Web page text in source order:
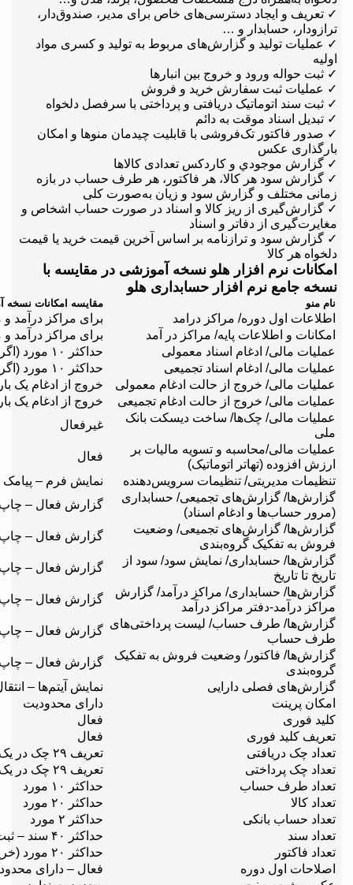
✓ تعریف و ایجاد دسترسی‌های خاص برای مدیر، صندوق‌دار،
ترازودار، حسابدار و …
✓ عملیات تولید و گزارش‌های مربوط به تولید و کسری مواد
اولیه
✓ ثبت حواله ورود و خروج بین انبارها
✓ عملیات ثبت سفارش خرید و فروش
✓ ثبت سند اتوماتیک دریافتی و پرداختی با سرفصل دلخواه
✓ تبدیل اسناد موقت به دائم
✓ صدور فاکتور تک‌فروشی با قابلیت چیدمان منوها و امکان
بارگذاری عکس
✓ گزارش موجودي و کاردکس تعدادی کالاها
✓ گزارش سود هر كالا، هر فاكتور، هر طرف حساب در بازه
زمانی مختلف و گزارش سود و زیان به‌صورت کلی
✓ گزارش‌گیری از ریز کالا و اسناد در صورت حساب اشخاص و
مغایرت‌گیری از دفاتر و اسناد
✓ گزارش سود و ترازنامه بر اساس آخرین قیمت خرید یا قیمت
دلخواه هر كالا
امکانات نرم افزار هلو نسخه آموزشی در مقایسه با
نسخه جامع نرم افزار حسابداری هلو
نام منو مقایسه امکانات نسخه
اطلاعات اول دوره/ مراكز درامد
برای مراکز درآمد و مراکز هزينه ۳ مورد و
امكانات و اطلاعات پايه/ مراكز در آمد
برای مراکز درآمد و مراکز هزينه ۳ مورد و
عمليات مالی/ ادغام اسناد معمولی
حداکثر ۱۰ مورد (اگر از حالت ادغام خارج کنیم مجدد نمی‌توان ادغام کرد)
عمليات مالی/ ادغام اسناد تجميعی
حداکثر ۱۰ مورد (اگر از حالت ادغام خارج کنیم مجدد نمی‌توان ادغام کرد)
عمليات مالی/ خروج از حالت ادغام معمولی
خروج از ادغام یک
عمليات مالی/ خروج از حالت ادغام تجميعی
خروج از ادغام یک
عمليات مالی/ چک‌ها/ ساخت ديسكت بانک
ملی
غیرفعال
عمليات مالی/محاسبه و تسويه ماليات بر
ارزش افزوده (تهاتر اتوماتيک)
فعال
تنظيمات مديريتی/ تنظيمات سرويس‌دهنده
نمایش فرم – پيامک
گزارش‌ها/ گزارش‌های تجميعی/ حسابداری
(مرور حساب‌ها و ادغام اسناد)
گزارش فعال – چاپ
گزارش‌ها/ گزارش‌های تجميعی/ وضعيت
فروش به تفكيک گروه‌بندی
گزارش فعال – چاپ
گزارش‌ها/ حسابداری/ نمايش سود/ سود از
تاريخ تا تاريخ
گزارش فعال – چاپ
گزارش‌ها/ حسابداری/ مراكز درآمد/ گزارش
مراكز درآمد-دفتر مراكز درآمد
گزارش فعال – چاپ
گزارش‌ها/ طرف حساب/ ليست پرداختی‌های
طرف حساب
گزارش فعال – چاپ
گزارش‌ها/ فاكتور/ وضعيت فروش به تفكيک
گروه‌بندی
گزارش فعال – چاپ
گزارش‌های فصلی دارايی
نمایش آیتم‌ها –
امکان پرينت
دارای محدوديت
کليد فوری
فعال
تعريف کليد فوری
فعال
تعداد چک دريافتی
تعریف ۲۹ چک در یک سند و در سندهای جدا حداکثر ۲۹ مورد
تعداد چک پرداختی
تعریف ۲۹ چک در یک سند و در سندهای جدا حداکثر ۲۹ مورد
تعداد طرف حساب
حداکثر ۱۰ مورد
تعداد کالا
حداکثر ۲۰ مورد
تعداد حساب بانکی
حداکثر ۲ مورد
تعداد سند
حداکثر ۴۰ سند – ثبت سندهای امور مالی و فاکتور
تعداد فاکتور
حداکثر ۲۰ مورد (خريد ۲۰، فروش ۲۰ و …)
اصلاحات اول دوره
فعال – دارای